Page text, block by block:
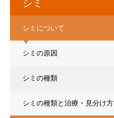
シミ
シミについて
シミの原因
シミの種類
シミの種類と治療・見分け方